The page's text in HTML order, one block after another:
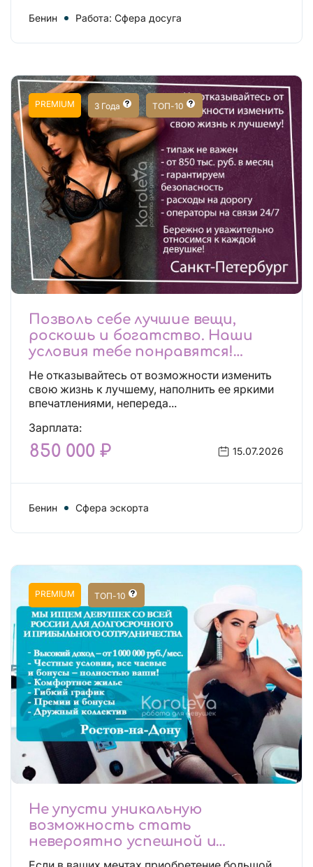
Бенин Работа: Сфера досуга
PREMIUM 3 Года ТОП-10
Позволь себе лучшие вещи,
роскошь и богатство. Наши
условия тебе понравятся!
Действительно отличные
условия и поддержка!
Не отказывайтесь от возможности изменить
свою жизнь к лучшему, наполнить ее яркими
впечатлениями, непереда...
Зарплата:
850 000 ₽ 15.07.2026
Бенин Сфера эскорта
PREMIUM ТОП-10
Не упусти уникальную
возможность стать
невероятно успешной и
независимой!